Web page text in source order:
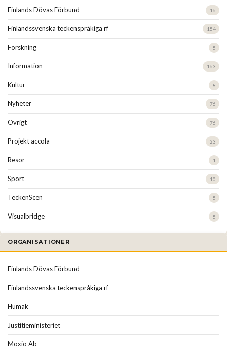
Finlands Dövas Förbund 16
Finlandssvenska teckenspråkiga rf 154
Forskning 5
Information 163
Kultur 8
Nyheter 76
Övrigt 76
Projekt accola 23
Resor 1
Sport 10
TeckenScen 5
Visualbridge 5
ORGANISATIONER
Finlands Dövas Förbund
Finlandssvenska teckenspråkiga rf
Humak
Justitieministeriet
Moxio Ab